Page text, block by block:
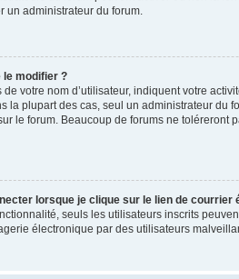
un administrateur du forum.
le modifier ?
votre nom d’utilisateur, indiquent votre
la plupart des cas, seul un administrateur
le forum. Beaucoup de forums ne
lorsque je clique sur le lien de courrier
seuls les utilisateurs inscrits
électronique par des utilisateurs